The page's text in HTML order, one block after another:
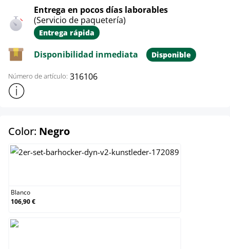
Entrega en pocos días laborables
(Servicio de paquetería)
Entrega rápida
Disponibilidad inmediata Disponible
Número de artículo: 316106
Mostrar más información sobre el producto
Color: Negroselect
Blanco
106,90 €